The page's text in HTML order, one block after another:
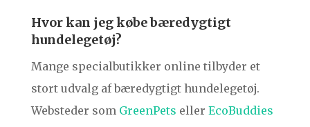
Hvor kan jeg købe bæredygtigt
hundelegetøj?
Mange specialbutikker online tilbyder et
stort udvalg af bæredygtigt hundelegetøj.
Websteder som GreenPets eller EcoBuddies